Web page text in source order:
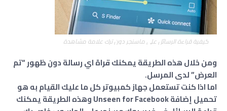
كيفية قراءة الرسائل على ماسنجر دون ترك علامة مشاهدة
ومن خلال هذه الطريقة يمكنك قراة اي رسالة دون ظهور “تم
العرض” لدى المرسل.
اما اذا كنت تستعمل جهاز كمبيوتر كل ما عليك القيام به هو
تحميل إضافة Unseen for Facebook وهذه الطريقة يمكنك